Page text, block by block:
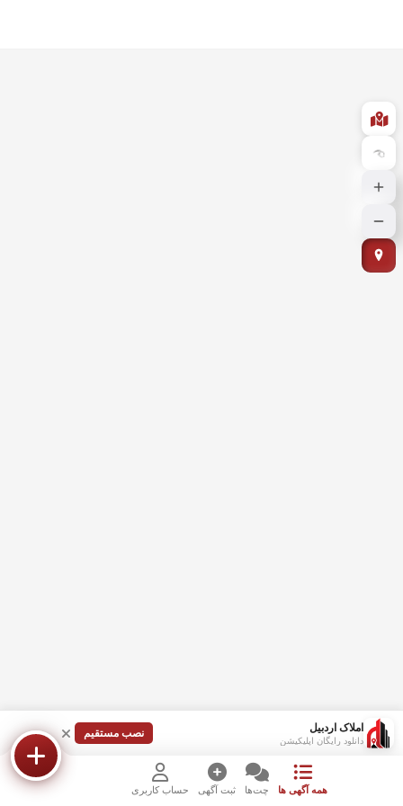
املاک اردبیل
دانلود رایگان اپلیکیشن
نصب مستقیم
همه آگهی ها چت‌ها ثبت آگهی حساب کاربری